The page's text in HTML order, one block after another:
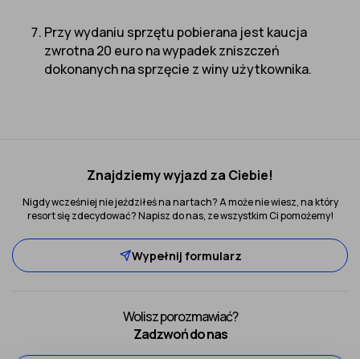
Przy wydaniu sprzętu pobierana jest kaucja
zwrotna 20 euro na wypadek zniszczeń
dokonanych na sprzęcie z winy użytkownika.
Znajdziemy wyjazd za Ciebie!
Nigdy wcześniej nie jeździłeś na nartach? A może nie wiesz, na który
resort się zdecydować? Napisz do nas, ze wszystkim Ci pomożemy!
Wypełnij formularz
Wolisz porozmawiać?
Zadzwoń do nas